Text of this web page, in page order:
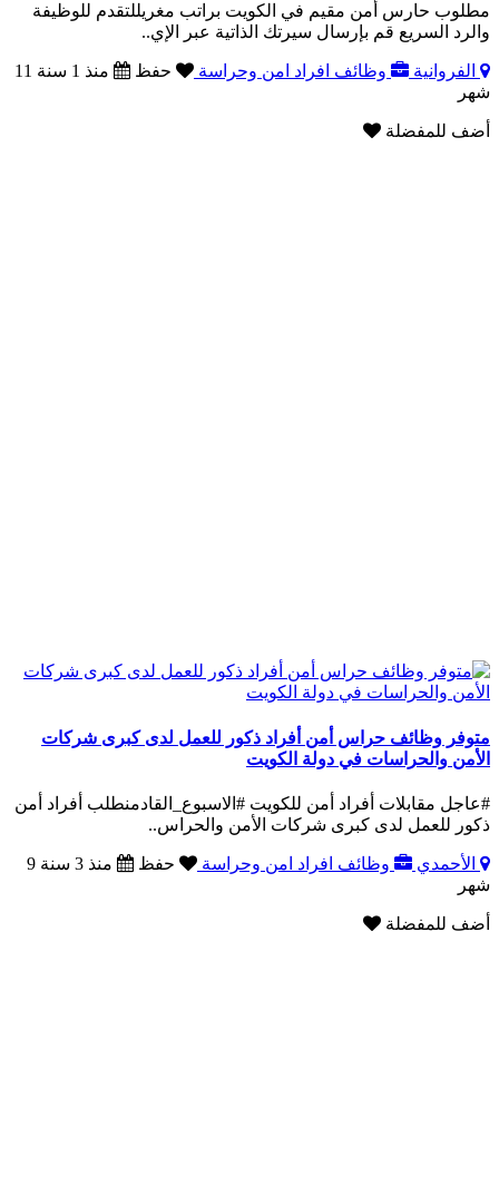
مطلوب حارس أمن مقيم في الكويت براتب مغريللتقدم للوظيفة
والرد السريع قم بإرسال سيرتك الذاتية عبر الإي..
الفروانية وظائف افراد امن وحراسة حفظ
منذ 1 سنة 11
شهر
أضف للمفضلة
متوفر وظائف حراس أمن أفراد ذكور للعمل لدى كبرى شركات
الأمن والحراسات في دولة الكويت
#عاجل مقابلات أفراد أمن للكويت #الاسبوع_القادمنطلب أفراد أمن
ذكور للعمل لدى كبرى شركات الأمن والحراس..
الأحمدي وظائف افراد امن وحراسة حفظ
منذ 3 سنة 9
شهر
أضف للمفضلة